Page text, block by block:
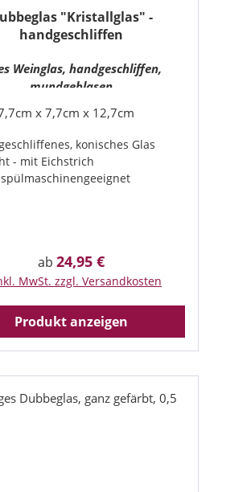
"Kristallglas" -
handgeschliffen
Weinglas, handgeschliffen,
mundgeblasen
7,7cm x 7,7cm x 12,7cm
konisches Glas
- mit Eichstrich
Regulärer Preis:
ab 24,95 €
MwSt. zzgl. Versandkosten
Produkt anzeigen